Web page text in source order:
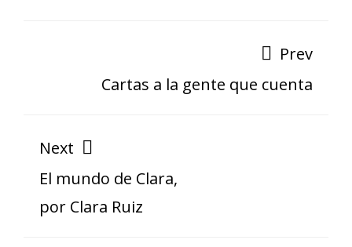
Prev
Cartas a la gente que cuenta
Next
El mundo de Clara,
por Clara Ruiz